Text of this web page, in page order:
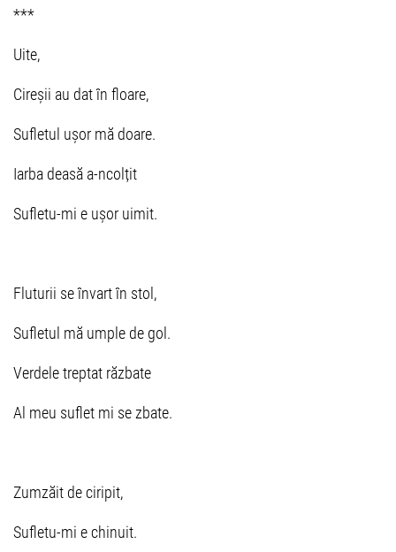
***
Uite,
Cireșii au dat în floare,
Sufletul ușor mă doare.
Iarba deasă a-ncolțit
Sufletu-mi e ușor uimit.
Fluturii se învart în stol,
Sufletul mă umple de gol.
Verdele treptat răzbate
Al meu suflet mi se zbate.
Zumzăit de ciripit,
Sufletu-mi e chinuit.